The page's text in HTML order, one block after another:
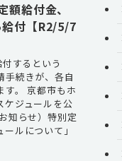
額給付金、
付【R2/5/7
するという
手続きが、各自
す。 京都市もホ
ケジュールを公
知らせ）特別定
ルについて」